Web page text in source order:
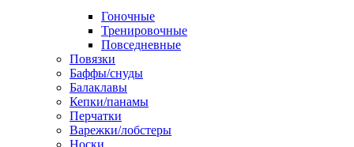
Гоночные
Тренировочные
Повседневные
Повязки
Баффы/снуды
Балаклавы
Кепки/панамы
Перчатки
Варежки/лобстеры
Носки